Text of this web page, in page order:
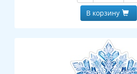
В корзину